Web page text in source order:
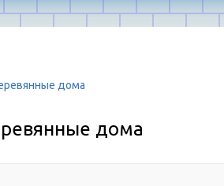
дома
дома